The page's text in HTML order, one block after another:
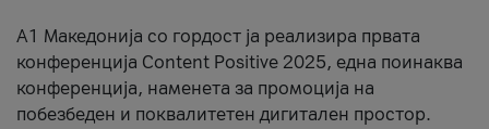
А1 Македонија со гордост ја реализира првата
конференција Content Positive 2025, една поинаква
конференција, наменета за промоција на
побезбеден и поквалитетен дигитален простор.